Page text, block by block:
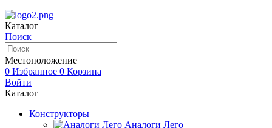
Каталог
Поиск
Местоположение
0 Избранное 0 Корзина
Войти
Каталог
Конструкторы
Аналоги Лего